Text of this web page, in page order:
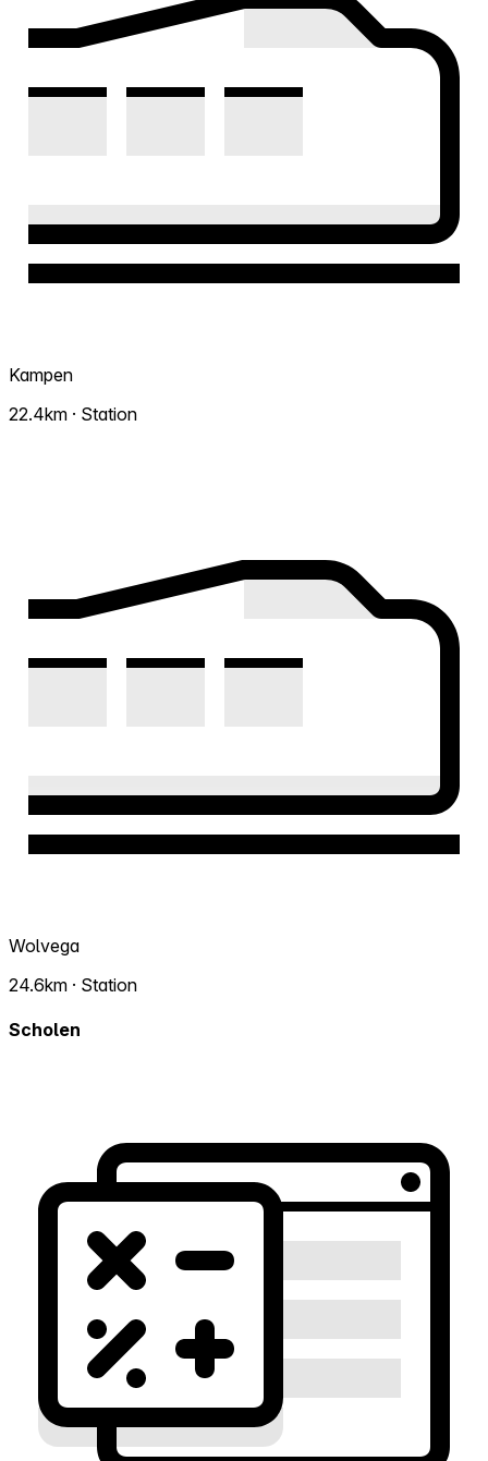
Kampen
22.4km · Station
Wolvega
24.6km · Station
Scholen